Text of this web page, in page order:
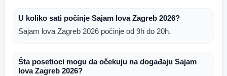
U koliko sati počinje Sajam lova Zagreb 2026?
Sajam lova Zagreb 2026 počinje od 9h do 20h.
Šta posetioci mogu da očekuju na događaju Sajam
lova Zagreb 2026?